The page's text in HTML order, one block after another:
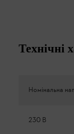
Технічні
Номінальна
230 В